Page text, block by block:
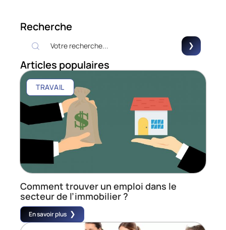
Recherche
Articles populaires
TRAVAIL
Comment trouver un emploi dans le
secteur de l’immobilier ?
En savoir plus